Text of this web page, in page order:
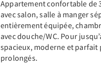
Appartement confortable de
avec salon, salle à manger
entièrement équipée,
avec douche/WC. Pour
spacieux, moderne et parfait
prolongés.